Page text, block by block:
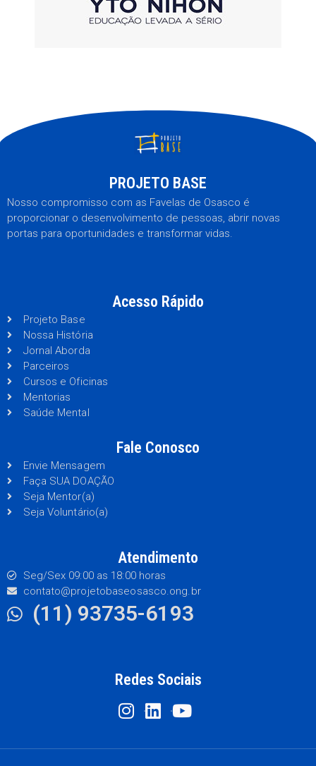
PROJETO BASE
Nosso compromisso com as Favelas de Osasco é
proporcionar o desenvolvimento de pessoas, abrir novas
portas para oportunidades e transformar vidas.
Acesso Rápido
Projeto Base
Nossa História
Jornal Aborda
Parceiros
Cursos e Oficinas
Mentorias
Saúde Mental
Fale Conosco
Envie Mensagem
Faça SUA DOAÇÃO
Seja Mentor(a)
Seja Voluntário(a)
Atendimento
Seg/Sex 09:00 as 18:00 horas
contato@projetobaseosasco.ong.br
(11) 93735-6193
Redes Sociais